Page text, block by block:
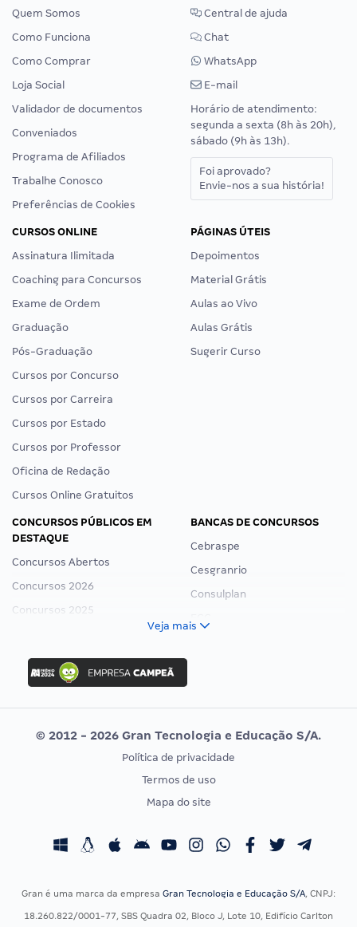
Quem Somos
Como Funciona
Como Comprar
Loja Social
Validador de documentos
Conveniados
Programa de Afiliados
Trabalhe Conosco
Preferências de Cookies
Central de ajuda
Chat
WhatsApp
E-mail
Horário de atendimento:
segunda a sexta (8h às 20h),
sábado (9h às 13h).
Foi aprovado?
Envie-nos a sua história!
CURSOS ONLINE
Assinatura Ilimitada
Coaching para Concursos
Exame de Ordem
Graduação
Pós-Graduação
Cursos por Concurso
Cursos por Carreira
Cursos por Estado
Cursos por Professor
Oficina de Redação
Cursos Online Gratuitos
PÁGINAS ÚTEIS
Depoimentos
Material Grátis
Aulas ao Vivo
Aulas Grátis
Sugerir Curso
CONCURSOS PÚBLICOS EM
DESTAQUE
Concursos Abertos
Concursos 2026
Concursos 2025
Concurso Ibama
Concurso MPU
Editais publicados
BANCAS DE CONCURSOS
Cebraspe
Cesgranrio
Consulplan
Vunesp
CONCURSOS POR PROFISSÃO
Concursos Fiscais
EXAME DE ORDEM
Calendário OAB
Veja mais
© 2012 - 2026 Gran Tecnologia e Educação S/A.
Política de privacidade
Termos de uso
Mapa do site
Gran é uma marca da empresa Gran Tecnologia e Educação S/A, CNPJ:
18.260.822/0001-77, SBS Quadra 02, Bloco J, Lote 10, Edifício Carlton